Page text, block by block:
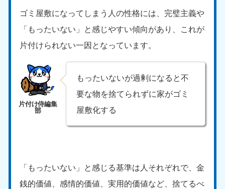
ゴミ屋敷になってしまう人の性格には、完璧主義や
「もったいない」と感じやすい傾向があり、これが
片付けられない一因となっています。
もったいないが過剰になると不
要な物を捨てられずに家がゴミ
屋敷化する
「もったいない」と感じる基準は人それぞれで、金
銭的価値、感情的価値、実用的価値など、捨てるべ